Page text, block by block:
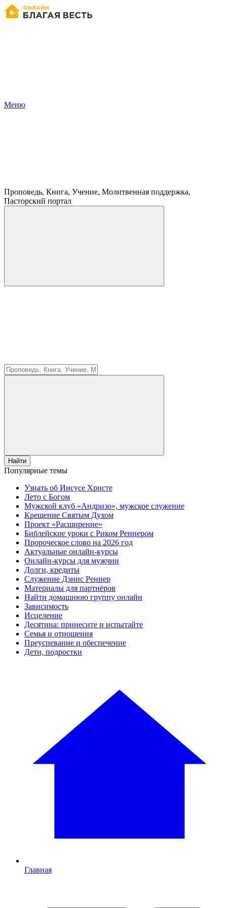
Меню
Проповедь, Книга, Учение, Молитвенная поддержка,
Пасторский портал
Найти
Популярные темы
Узнать об Иисусе Христе
Лето с Богом
Мужской клуб «Андризо», мужское служение
Крещение Святым Духом
Проект «Расширение»
Библейские уроки с Риком Реннером
Пророческое слово на 2026 год
Актуальные онлайн-курсы
Онлайн-курсы для мужчин
Долги, кредиты
Служение Дэнис Реннер
Материалы для партнёров
Найти домашнюю группу онлайн
Зависимость
Исцеление
Десятина: принесите и испытайте
Семья и отношения
Преуспевание и обеспечение
Дети, подростки
Главная